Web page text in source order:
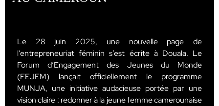
Le 28 juin 2025, une nouvelle page de
l’entrepreneuriat féminin s’est écrite à Douala. Le
Forum d’Engagement des Jeunes du Monde
(FEJEM) lançait officiellement le programme
MUNJA, une initiative audacieuse portée par une
vision claire : redonner à la jeune femme camerounaise